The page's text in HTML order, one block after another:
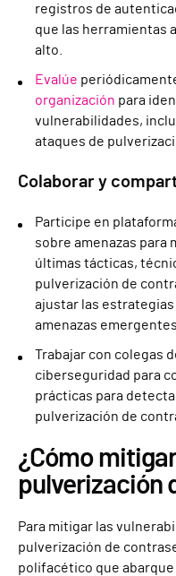
registros de
que las herramientas
alto.
Evalúe
organización para
vulnerabilidades,
ataques de
Colaborar y
Participe en
sobre amenazas para
últimas tácticas,
pulverización de
ajustar las
amenazas emergentes.
Trabajar con colegas
ciberseguridad para
prácticas para
pulverización de
¿Cómo
pulverización
Para mitigar las
pulverización de
polifacético que